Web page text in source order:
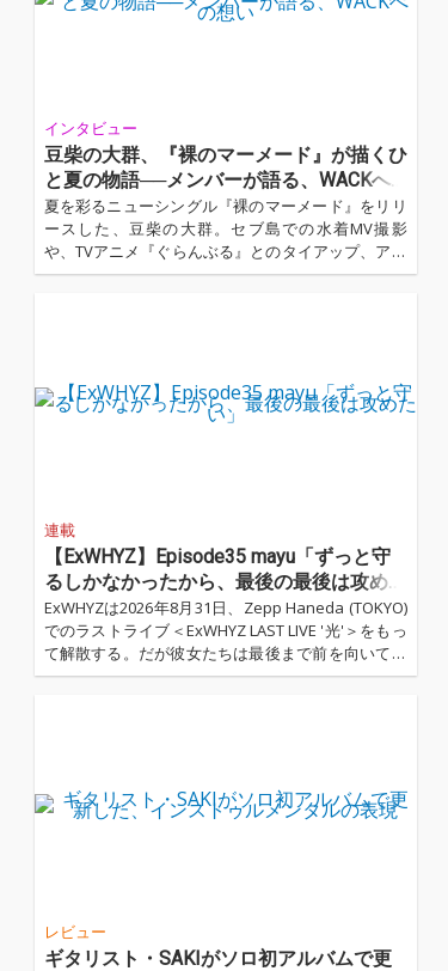
インタビュー
豆柴の大群、『裸のマーメード』が描くひ
と夏の物語──メンバーが語る、WACKへ
の想い
夏を彩るニューシングル『裸のマーメード』をリリ
ースした、豆柴の大群。セブ島での水着MV撮影
や、TVアニメ『ぐらんぶる』とのタイアップ、アイ
カが手がけたカップリング曲の制作秘話など、新作
連載
【ExWHYZ】Episode35 mayu「ずっと守
るしかなかったから、最後の最後は攻めた
い」
ExWHYZは2026年8月31日、Zepp Haneda (TOKYO)
でのラストライブ＜ExWHYZ LAST LIVE '光'＞をもっ
て解散する。だが彼女たちは最後まで前を向いて全
力で走り続ける。沖縄FCツアーを走り抜け、リリー
ループが選んだ終わり方だった。...…
レビュー
ギタリスト・SAKIがソロ初アルバムで更